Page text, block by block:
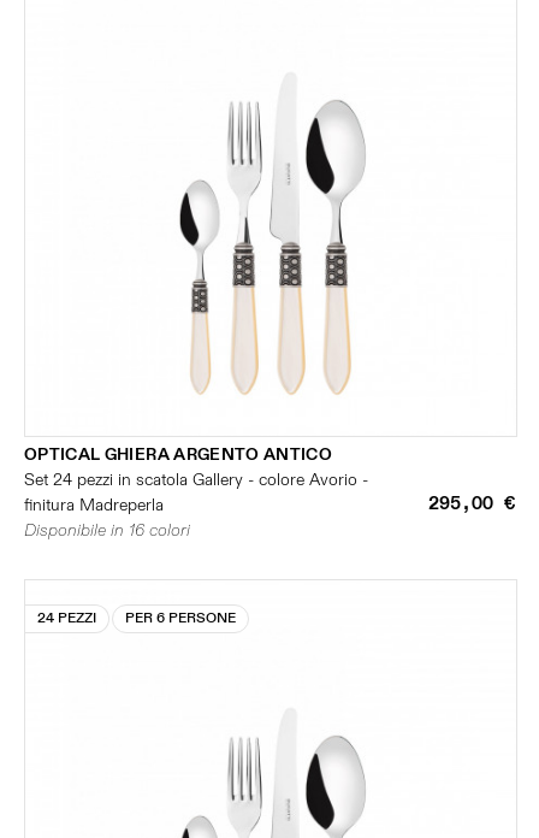
OPTICAL GHIERA ARGENTO ANTICO
Set 24 pezzi in scatola Gallery - colore Avorio -
finitura Madreperla
295,00 €
Disponibile in 16 colori
24 PEZZI PER 6 PERSONE